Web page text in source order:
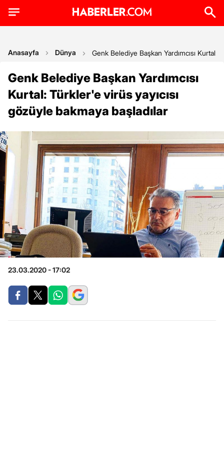
Anasayfa Dünya Genk Belediye Başkan Yardımcısı Kurtal:
Genk Belediye Başkan Yardımcısı
Kurtal: Türkler'e virüs yayıcısı
gözüyle bakmaya başladılar
23.03.2020 - 17:02